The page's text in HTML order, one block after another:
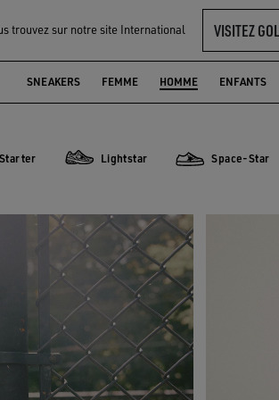
trouvez sur notre site International VISITEZ
SNEAKERS FEMME HOMME ENFANTS
Starter Lightstar Space-Star